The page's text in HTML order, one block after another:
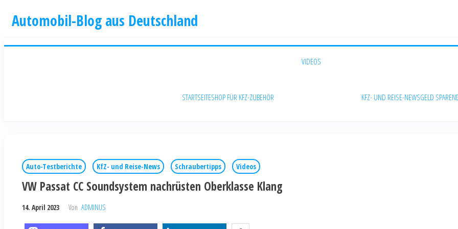
Automobil-Blog aus Deutschland
STARTSEITESHOP FÜR KFZ-ZUBEHÖR
VIDEOS
KFZ- UND REISE-NEWSGELD SPAREN
Auto-Testberichte KfZ- und Reise-News Schraubertipps Videos
VW Passat CC Soundsystem nachrüsten Oberklasse Klang
14. April 2023 Von ADMINUS